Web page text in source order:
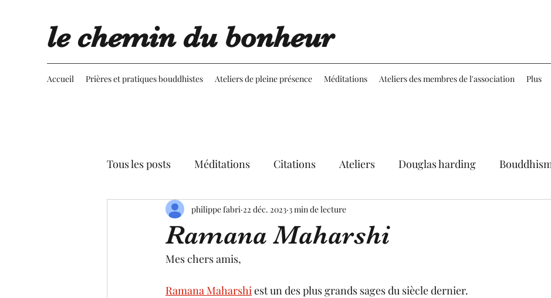
le chemin du bonheur
Accueil Prières et pratiques bouddhistes Ateliers de pleine présence Méditations Ateliers des membres de l'association Plus
Tous les posts Méditations Citations Ateliers Douglas harding
Retournement du regard Expériences
Advaita vedanta Spectacle
Ramana Maharshi
philippe fabri 22 déc. 2023 3 min de lecture
Mes chers amis,
Ramana Maharshi est un des plus grands sages du siècle dernier.